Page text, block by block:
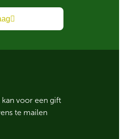
voor een gift
te mailen